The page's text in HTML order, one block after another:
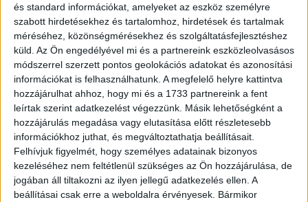
és standard információkat, amelyeket az eszköz személyre
szabott hirdetésekhez és tartalomhoz, hirdetések és tartalmak
méréséhez, közönségmérésekhez és szolgáltatásfejlesztéshez
küld. Az Ön engedélyével mi és a partnereink eszközleolvasásos
módszerrel szerzett pontos geolokációs adatokat és azonosítási
információkat is felhasználhatunk. A megfelelő helyre kattintva
hozzájárulhat ahhoz, hogy mi és a 1733 partnereink a fent
leírtak szerint adatkezelést végezzünk. Másik lehetőségként a
hozzájárulás megadása vagy elutasítása előtt részletesebb
információkhoz juthat, és megváltoztathatja beállításait.
Felhívjuk figyelmét, hogy személyes adatainak bizonyos
kezeléséhez nem feltétlenül szükséges az Ön hozzájárulása, de
jogában áll tiltakozni az ilyen jellegű adatkezelés ellen. A
beállításai csak erre a weboldalra érvényesek. Bármikor
Pályafutása során számos csapatnál
dolgozott.
Bóta Gusztáv a1980-as években az Újpesti TE